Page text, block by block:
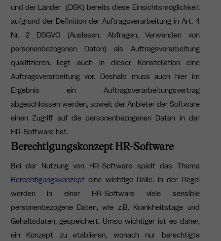
und der Länder (DSK) bereits diese Einsichtsmöglichkeit
aufgrund der Definition der Auftragsverarbeitung in Art. 4
Nr. 2 DSGVO (Auslesen, Abfragen, Verwenden von
personenbezogenen Daten) als Auftragsverarbeitung
qualifizieren, liegt auch in dieser Konstellation eine
Auftragsverarbeitung vor. Deshalb muss auch hier im
Ergebnis ein Auftragsverarbeitungsvertrag
abgeschlossen werden, soweit der Anbieter der Software
einen Zugriff auf die personenbezogenen Daten in der
HR-Software hat.
Berechtigungskonzept HR-Software
Bei der Nutzung von HR-Software spielt das Thema
Berechtigungskonzept eine wichtige Rolle. In der Regel
werden in einer HR-Software viele sensible
personenbezogene Daten, wie z.B. Krankheitstage und
Gehaltsdaten, gespeichert. Umso wichtiger ist es daher,
ein Konzept zu etablieren, wonach nur berechtigte